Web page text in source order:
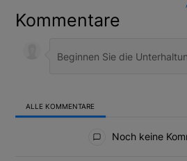
Kommentare
ALLE KOMMENTARE
Noch keine